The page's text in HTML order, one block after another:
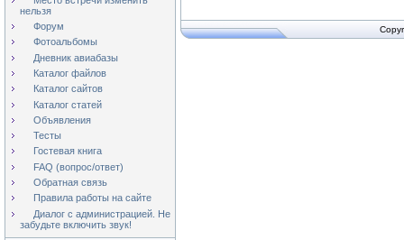
нельзя
Форум
Фотоальбомы
Дневник авиабазы
Каталог файлов
Каталог сайтов
Каталог статей
Объявления
Тесты
Гостевая книга
FAQ (вопрос/ответ)
Обратная связь
Правила работы на сайте
Диалог с администрацией. Не
забудьте включить звук!